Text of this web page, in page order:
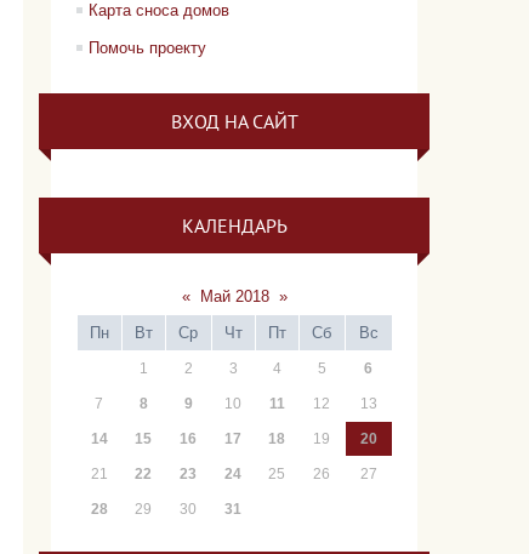
Карта сноса домов
Помочь проекту
ВХОД НА САЙТ
КАЛЕНДАРЬ
« Май 2018 »
Пн
Вт Ср Чт Пт Сб Вс
1 2 3 4 5 6
7 8 9 10 11 12 13
14 15 16 17 18 19 20
21 22 23 24 25 26 27
28 29 30 31